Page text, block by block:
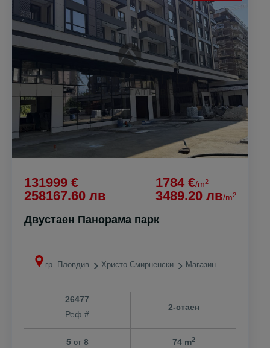
131999 €
258167.60 лв
1784 €/m2
3489.20 лв/m2
Двустаен Панорама парк
гр. Пловдив Христо Смирненски Магазин ЛИДЛ
26477
Реф #
2-стаен
5 от8
74 m2